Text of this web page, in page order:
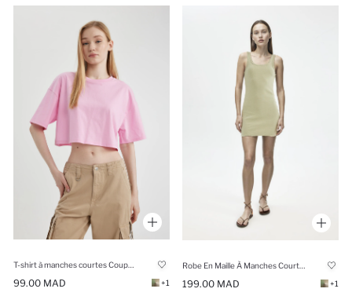
T-shirt à manches courtes Coupe large
99.00 MAD +1 199.00 MAD +1